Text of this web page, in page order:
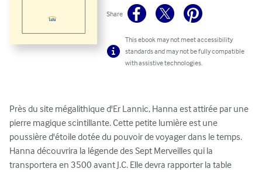
Share
This ebook may not meet accessibility
standards and may not be fully compatible
with assistive technologies.
Près du site mégalithique d'Er Lannic, Hanna est attirée par une
pierre magique scintillante. Cette petite lumière est une
poussière d'étoile dotée du pouvoir de voyager dans le temps.
Hanna découvrira la légende des Sept Merveilles qui la
transportera en 3500 avant J.C. Elle devra rapporter la table